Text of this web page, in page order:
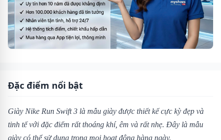
Đặc điểm nổi bật
Giày Nike Run Swift 3 là mẫu giày được thiết kế cực kỳ đẹp và
tinh tế với đặc điểm rất thoáng khí, êm và rất nhẹ. Đây là mẫu
giày có thể sử dụng trong mọi hoạt động hàng ngày.